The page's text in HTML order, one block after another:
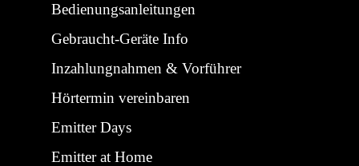
Bedienungsanleitungen
Gebraucht-Geräte Info
Inzahlungnahmen & Vorführer
Hörtermin vereinbaren
Emitter Days
Emitter at Home